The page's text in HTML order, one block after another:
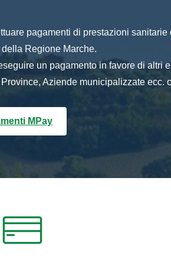
pagamenti di prestazioni
Regione Marche.
un pagamento in favore di altri
Aziende municipalizzate ecc.
MPay